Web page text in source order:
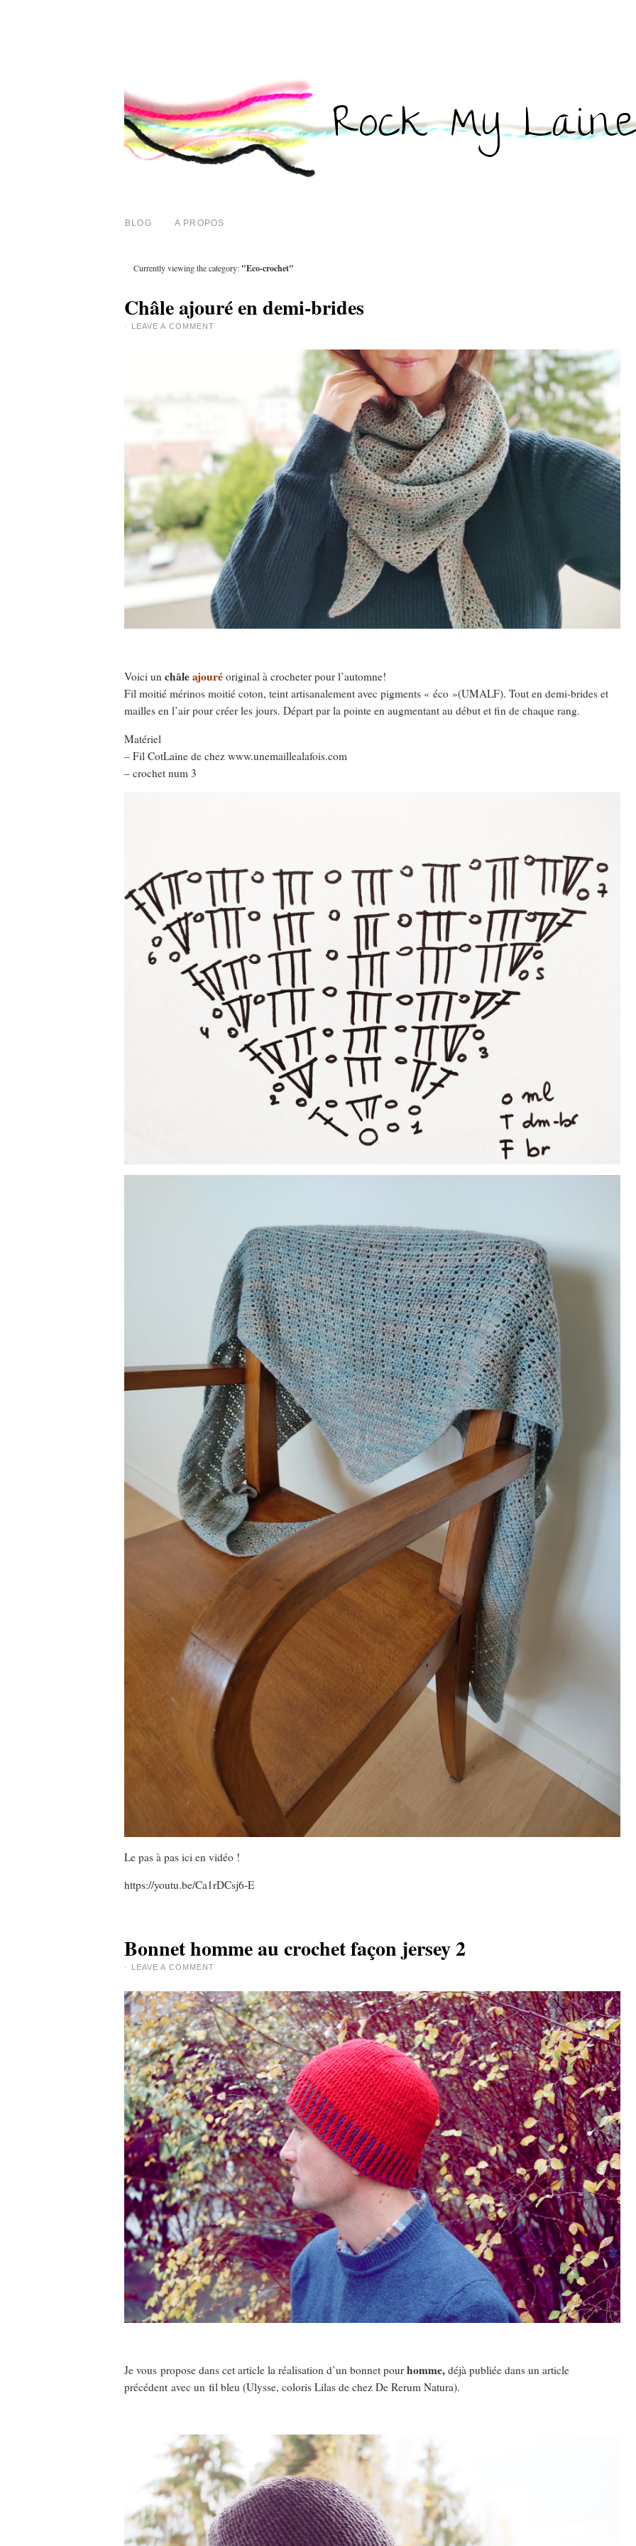
BLOG A PROPOS
Currently viewing the category: "Eco-crochet"
Châle ajouré en demi-brides
· LEAVE A COMMENT
Voici un châleajouré original à crocheter pour l’automne!
Fil moitié mérinos moitié coton, teint artisanalement avec pigments « éco »(UMALF). Tout en demi-brides et
mailles en l’air pour créer les jours. Départ par la pointe en augmentant au début et fin de chaque rang.
Matériel
– Fil CotLaine de chez www.unemaillealafois.com
– crochet num 3
Le pas à pas ici en vidéo !
https://youtu.be/Ca1rDCsj6-E
Bonnet homme au crochet façon jersey 2
· LEAVE A COMMENT
Je vous propose dans cet article la réalisation d’un bonnet pour homme, déjà publiée dans un article
précédent avec un fil bleu (Ulysse, coloris Lilas de chez De Rerum Natura).